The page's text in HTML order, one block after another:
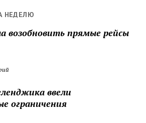
НЕДЕЛЮ
возобновить прямые рейсы
ввели
ограничения